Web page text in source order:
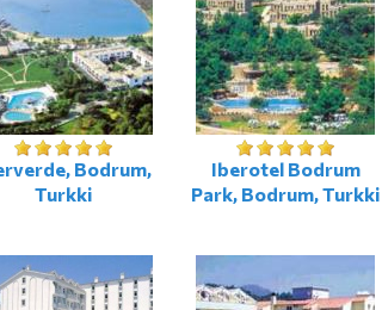
Bodrum,
Turkki
Iberotel Bodrum
Park, Bodrum, Turkki